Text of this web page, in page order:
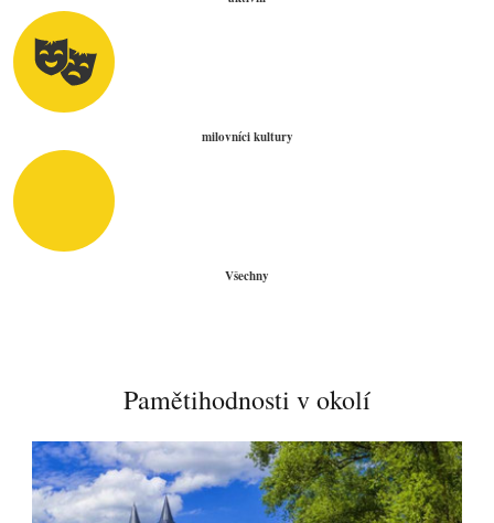
milovníci kultury
Všechny
Pamětihodnosti v okolí